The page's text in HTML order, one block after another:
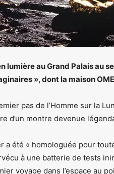
au Grand Palais au
», dont la maison
pas de l’Homme sur la
d’un montre devenue
a été « homologuée pour
à une batterie de tests
voyage dans l’espace au